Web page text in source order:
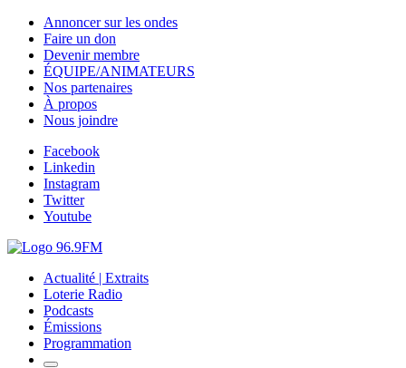
Annoncer sur les ondes
Faire un don
Devenir membre
ÉQUIPE/ANIMATEURS
Nos partenaires
À propos
Nous joindre
Facebook
Linkedin
Instagram
Twitter
Youtube
Actualité | Extraits
Loterie Radio
Podcasts
Émissions
Programmation